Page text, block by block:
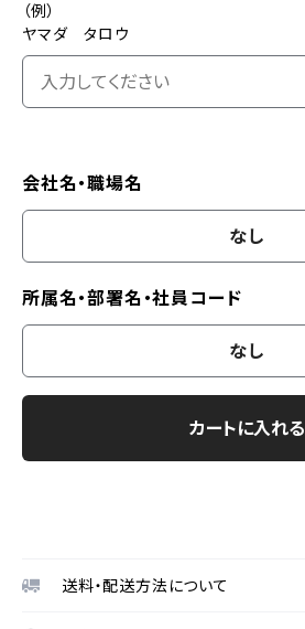
（例）
ヤマダ タロウ
会社名・職場名
なし
所属名・部署名・社員コード
なし
カートに入れる
送料・配送方法について